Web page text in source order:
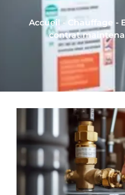
Accueil - Chauffage -
contrat